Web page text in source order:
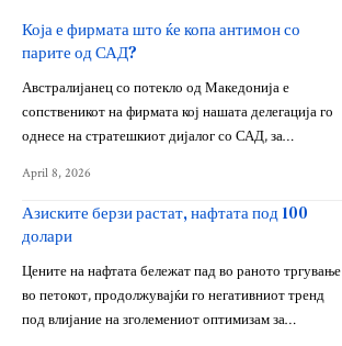
Која е фирмата што ќе копа антимон со
парите од САД?
Австралијанец со потекло од Македонија е
сопственикот на фирмата кој нашата делегација го
однесе на стратешкиот дијалог со САД, за…
April 8, 2026
Азиските берзи растат, нафтата под 100
долари
Цените на нафтата бележат пад во раното тргување
во петокот, продолжувајќи го негативниот тренд
под влијание на зголемениот оптимизам за…